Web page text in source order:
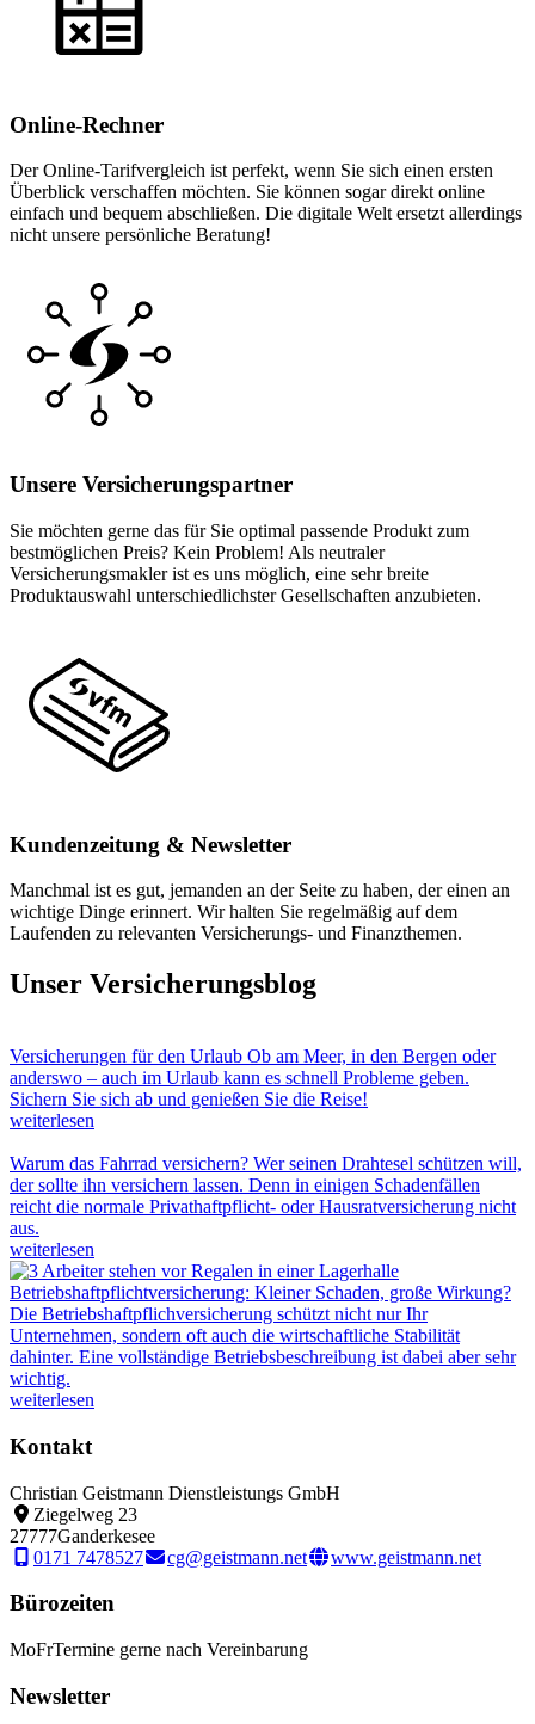
Online-Rechner
Der Online-Tarifvergleich ist perfekt, wenn Sie sich einen ersten
Überblick verschaffen möchten. Sie können sogar direkt online
einfach und bequem abschließen. Die digitale Welt ersetzt allerdings
nicht unsere persönliche Beratung!
Unsere Versicherungspartner
Sie möchten gerne das für Sie optimal passende Produkt zum
bestmöglichen Preis? Kein Problem! Als neutraler
Versicherungsmakler ist es uns möglich, eine sehr breite
Produktauswahl unterschiedlichster Gesellschaften anzubieten.
Kundenzeitung & Newsletter
Manchmal ist es gut, jemanden an der Seite zu haben, der einen an
wichtige Dinge erinnert. Wir halten Sie regelmäßig auf dem
Laufenden zu relevanten Versicherungs- und Finanzthemen.
Unser Versicherungsblog
Versicherungen für den Urlaub Ob am Meer, in den Bergen oder
anderswo – auch im Urlaub kann es schnell Probleme geben.
Sichern Sie sich ab und genießen Sie die Reise!
weiterlesen
Warum das Fahrrad versichern? Wer seinen Drahtesel schützen will,
der sollte ihn versichern lassen. Denn in einigen Schadenfällen
reicht die normale Privathaftpflicht- oder Hausratversicherung nicht
aus.
weiterlesen
Betriebshaftpflichtversicherung: Kleiner Schaden, große Wirkung?
Die Betriebshaftpflichversicherung schützt nicht nur Ihr
Unternehmen, sondern oft auch die wirtschaftliche Stabilität
dahinter. Eine vollständige Betriebsbeschreibung ist dabei aber sehr
wichtig.
weiterlesen
Kontakt
Christian Geistmann Dienstleistungs GmbH
Ziegelweg 23
27777Ganderkesee
0171 7478527
cg@geistmann.net www.geistmann.net
Bürozeiten
MoFrTermine gerne nach Vereinbarung
Newsletter